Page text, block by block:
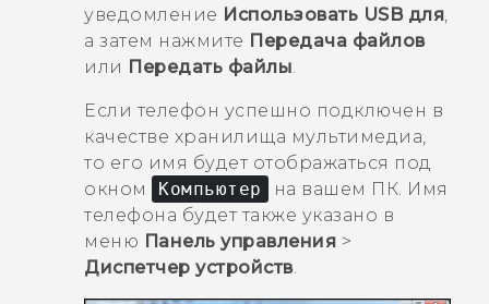
уведомление Использовать USB для,
а затем нажмите Передача файлов
или Передать файлы.
Если телефон успешно подключен в
качестве хранилища мультимедиа,
то его имя будет отображаться под
окном
Компьютер
на вашем ПК. Имя
телефона будет также указано в
меню Панель управления >
Диспетчер устройств.